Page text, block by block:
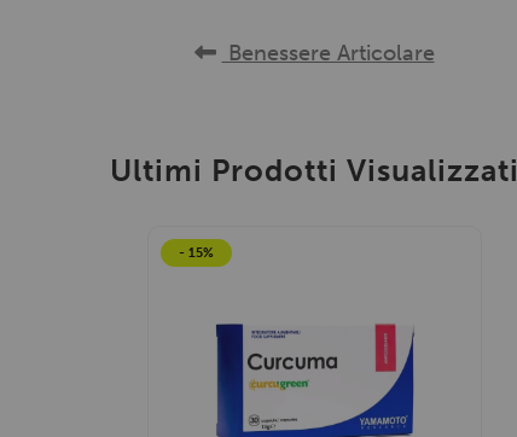
Benessere Articolare
Ultimi Prodotti Visualizzati
- 15%